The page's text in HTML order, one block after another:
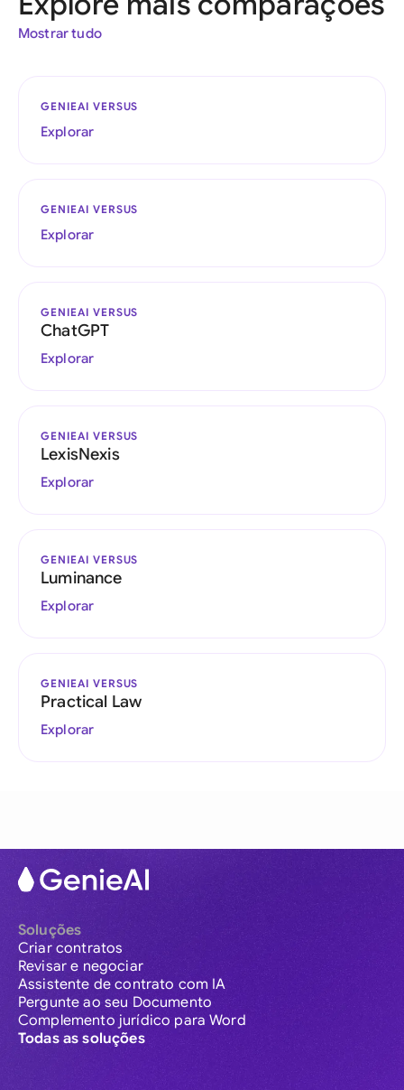
Mostrar tudo
GENIEAI VERSUS
Explorar
GENIEAI VERSUS
Explorar
GENIEAI VERSUS
ChatGPT
Explorar
GENIEAI VERSUS
LexisNexis
Explorar
GENIEAI VERSUS
Luminance
Explorar
GENIEAI VERSUS
Practical Law
Explorar
Soluções
Criar contratos
Revisar e negociar
Assistente de contrato com IA
Pergunte ao seu Documento
Complemento jurídico para Word
Todas as soluções